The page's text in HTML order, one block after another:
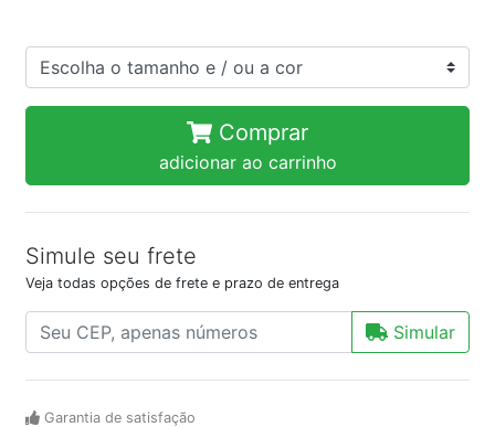
Comprar
adicionar ao carrinho
Simule seu frete
Veja todas opções de frete e prazo de entrega
Simular
Garantia de satisfação